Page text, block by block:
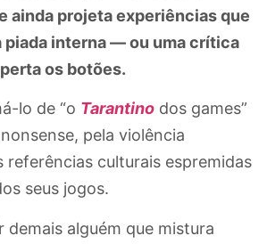
ainda projeta experiências que
piada interna — ou uma crítica
os botões.
lo de “o Tarantino dos games”
pela violência
referências culturais espremidas
seus jogos.
demais alguém que mistura